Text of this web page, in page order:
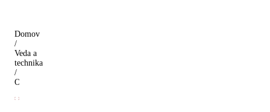
Domov
/
Veda a
technika
/